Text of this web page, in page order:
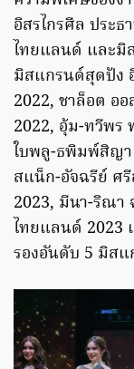
อิสรไกรศีล ประ
ไทยแลนด์ และมิ
มิสแกรนด์สุดปัง
2022, ชาล็อต อ
2022, อุ้ม-ทวีพร
ใบพลู-ธพิมพ์สิญ
สแน็ก-อัจฉรีย์ ศ
2023, มีนา-ริณา
ไทยแลนด์ 2023
รองอันดับ 5 มิสแ